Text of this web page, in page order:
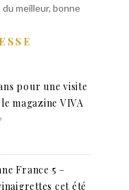
meilleur, bonne
pour une visite
magazine VIVA
France 5 –
cet été